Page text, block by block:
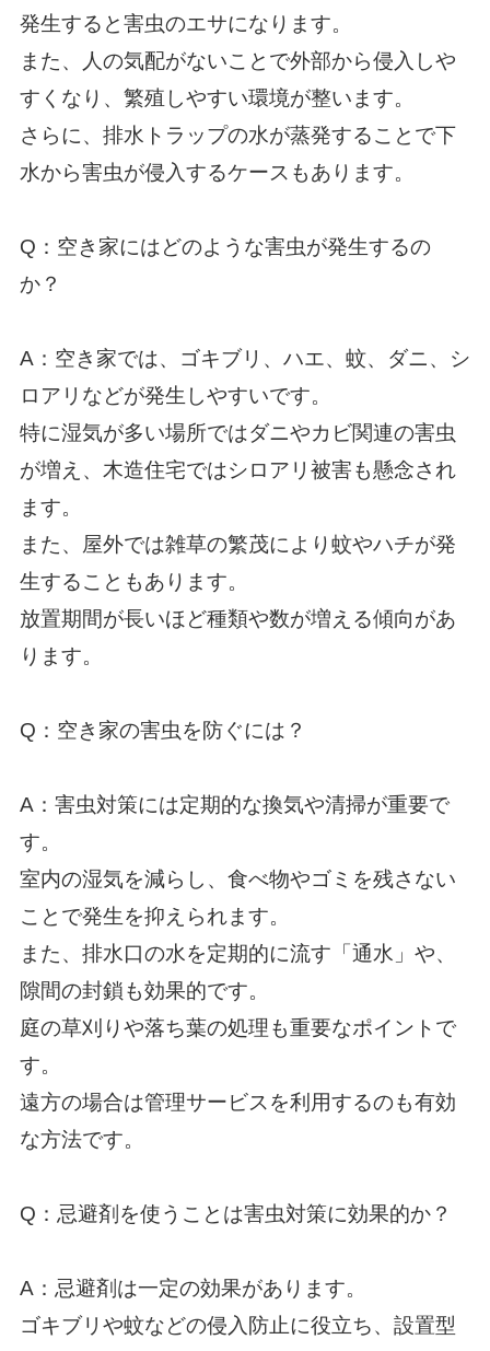
発生すると害虫のエサになります。
また、人の気配がないことで外部から侵入しや
すくなり、繁殖しやすい環境が整います。
さらに、排水トラップの水が蒸発することで下
水から害虫が侵入するケースもあります。
Q：空き家にはどのような害虫が発生するの
か？
A：空き家では、ゴキブリ、ハエ、蚊、ダニ、シ
ロアリなどが発生しやすいです。
特に湿気が多い場所ではダニやカビ関連の害虫
が増え、木造住宅ではシロアリ被害も懸念され
ます。
また、屋外では雑草の繁茂により蚊やハチが発
生することもあります。
放置期間が長いほど種類や数が増える傾向があ
ります。
Q：空き家の害虫を防ぐには？
A：害虫対策には定期的な換気や清掃が重要で
す。
室内の湿気を減らし、食べ物やゴミを残さない
ことで発生を抑えられます。
また、排水口の水を定期的に流す「通水」や、
隙間の封鎖も効果的です。
庭の草刈りや落ち葉の処理も重要なポイントで
す。
遠方の場合は管理サービスを利用するのも有効
な方法です。
Q：忌避剤を使うことは害虫対策に効果的か？
A：忌避剤は一定の効果があります。
ゴキブリや蚊などの侵入防止に役立ち、設置型